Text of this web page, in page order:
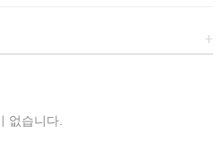
+
없습니다.